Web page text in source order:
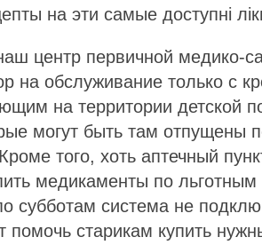
на эти самые доступні
центр первичной медико-
на обслуживание только с
на территории детской
могут быть там отпущены
того, хоть аптечный
медикаменты по
субботам система не
помочь старикам купить